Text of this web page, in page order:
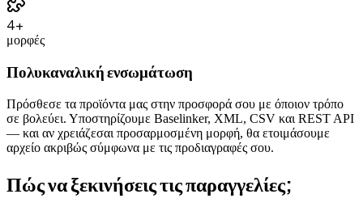
4+
μορφές
Πολυκαναλική ενσωμάτωση
Πρόσθεσε τα προϊόντα μας στην προσφορά σου με όποιον τρόπο
σε βολεύει. Υποστηρίζουμε Baselinker, XML, CSV και REST API
— και αν χρειάζεσαι προσαρμοσμένη μορφή, θα ετοιμάσουμε
αρχείο ακριβώς σύμφωνα με τις προδιαγραφές σου.
Πώς να ξεκινήσεις τις παραγγελίες;